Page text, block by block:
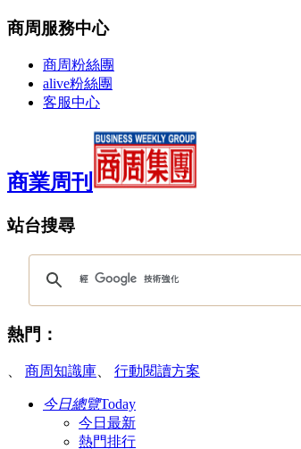
商周服務中心
商周粉絲團
alive粉絲團
客服中心
商業周刊
站台搜尋
熱門：
、 商周知識庫、 行動閱讀方案
今日總覽Today
今日最新
熱門排行